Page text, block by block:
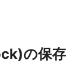
の保存